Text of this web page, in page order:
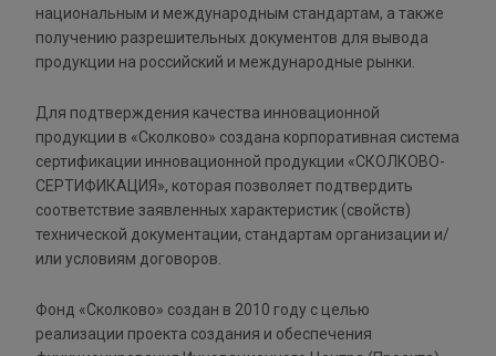
национальным и международным стандартам, а также
получению разрешительных документов для вывода
продукции на российский и международные рынки.
Для подтверждения качества инновационной
продукции в «Сколково» создана корпоративная система
сертификации инновационной продукции «СКОЛКОВО-
СЕРТИФИКАЦИЯ», которая позволяет подтвердить
соответствие заявленных характеристик (свойств)
технической документации, стандартам организации и/
или условиям договоров.
Фонд «Сколково» создан в 2010 году с целью
реализации проекта создания и обеспечения